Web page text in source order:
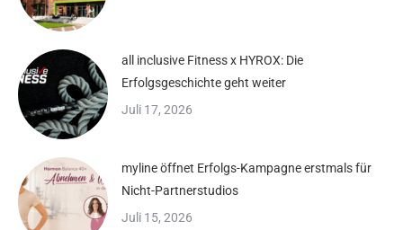
all inclusive Fitness x HYROX: Die
Erfolgsgeschichte geht weiter
Juli 17, 2026
myline öffnet Erfolgs-Kampagne erstmals für
Nicht-Partnerstudios
Juli 15, 2026